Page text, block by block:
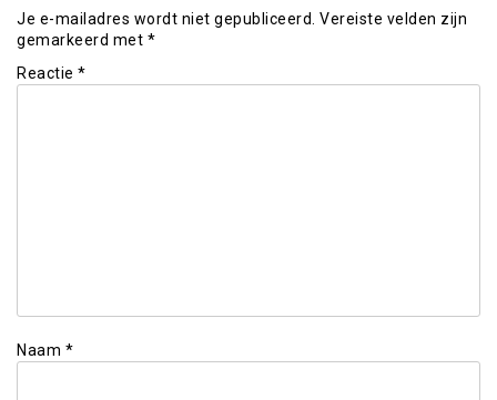
Je e-mailadres wordt niet gepubliceerd. Vereiste velden zijn
gemarkeerd met *
Reactie *
Naam *